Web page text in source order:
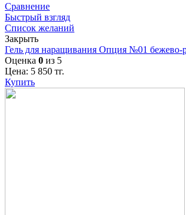
Сравнение
Быстрый взгляд
Список желаний
Закрыть
Гель для наращивания Опция №01 бежево-
Оценка 0 из 5
Цена: 5 850 тг.
Купить